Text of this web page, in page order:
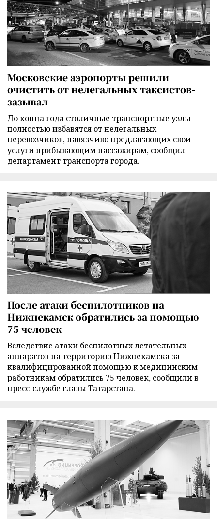
Московские аэропорты решили
очистить от нелегальных таксистов-
зазывал
До конца года столичные транспортные узлы
полностью избавятся от нелегальных
перевозчиков, навязчиво предлагающих свои
услуги прибывающим пассажирам, сообщил
департамент транспорта города.
После атаки беспилотников на
Нижнекамск обратились за помощью
75 человек
Вследствие атаки беспилотных летательных
аппаратов на территорию Нижнекамска за
квалифицированной помощью к медицинским
работникам обратились 75 человек, сообщили в
пресс-службе главы Татарстана.